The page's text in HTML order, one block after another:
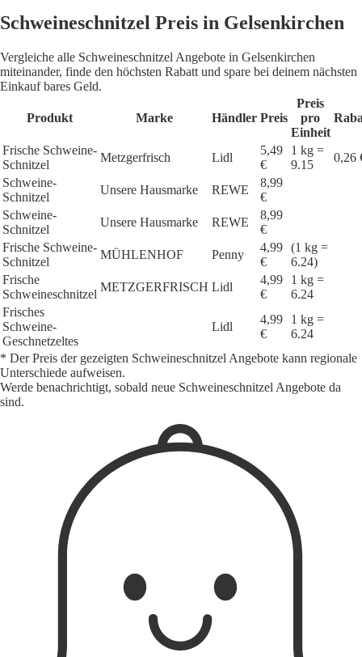
Schweineschnitzel Preis in Gelsenkirchen
Vergleiche alle Schweineschnitzel Angebote in Gelsenkirchen
miteinander, finde den höchsten Rabatt und spare bei deinem nächsten
Einkauf bares Geld.
Produkt Marke Händler Preis
Preis
pro
Einheit
Frische Schweine-
Schnitzel
Metzgerfrisch Lidl
5,49
€
1 kg =
9.15
0,26
Schweine-
Schnitzel
Unsere Hausmarke REWE
8,99
€
Schweine-
Schnitzel
Unsere Hausmarke REWE
8,99
€
Frische Schweine-
Schnitzel
MÜHLENHOF Penny
4,99
€
(1 kg =
6.24)
Frische
Schweineschnitzel
METZGERFRISCH Lidl
4,99
€
1 kg =
6.24
Frisches
Schweine-
Geschnetzeltes
Lidl
4,99
€
1 kg =
6.24
* Der Preis der gezeigten Schweineschnitzel Angebote kann regionale
Unterschiede aufweisen.
Werde benachrichtigt, sobald neue Schweineschnitzel Angebote da
sind.